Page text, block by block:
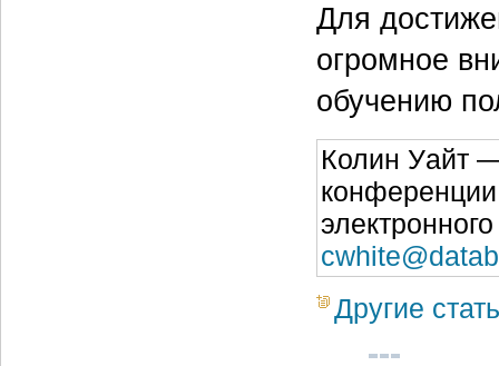
Для
огромное
обучению
Колин Уайт
Другие